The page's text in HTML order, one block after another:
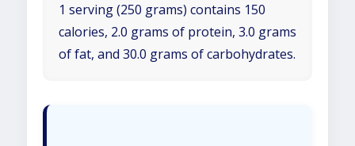
1 serving (250 grams) contains 150
calories, 2.0 grams of protein, 3.0 grams
of fat, and 30.0 grams of carbohydrates.